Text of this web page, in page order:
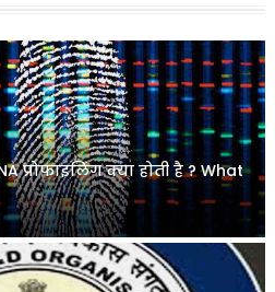
प्रोफाइलिंग क्या होती है ? What